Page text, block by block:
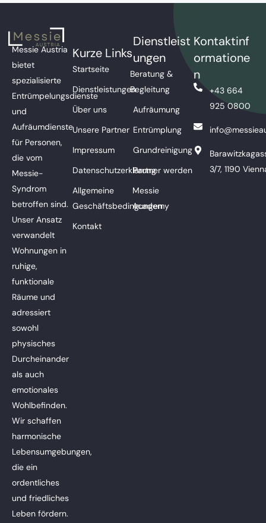
Messie Austria
bietet
spezialisierte
Entrümpelungsdienste
und
Aufräumdienste
für Personen,
die vom
Messie-
Syndrom
betroffen sind.
Unser Ansatz
verwandelt
Wohnungen in
ruhige,
funktionale
Räume und
adressiert
sowohl
physisches
Durcheinander
als auch
emotionales
Wohlbefinden.
Wir schaffen
harmonische
Lebensumgebungen,
die ein
ordentliches
und friedliches
Leben fördern.
Kurze Links
Startseite
Dienstleistungen
Über uns
Unsere Partner
Impressum
Datenschutzerklärung
Allgemeine
Geschäftsbedingungen
Kontakt
Dienstleist
ungen
Beratung &
Begleitung
Aufräumung
Entrümplung
Grundreinigung
Partner werden
Messie
Academy
Kontaktinf
ormatione
n
+43 664
925 0800
3/7, 1190